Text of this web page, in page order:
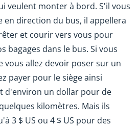
veulent monter à bord. S'il vous
direction du bus, il appellera
et courir vers vous pour
bagages dans le bus. Si vous
vous allez devoir poser sur un
payer pour le siège ainsi
d'environ un dollar pour de
kilomètres. Mais ils
3 $ US ou 4 $ US pour des